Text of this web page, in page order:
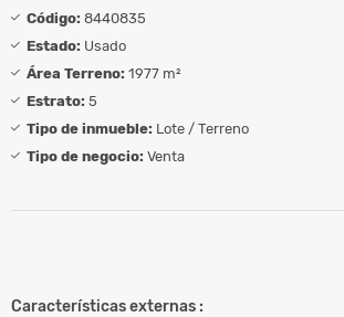
Código: 8440835
Estado: Usado
Área Terreno: 1977 m²
Estrato: 5
Tipo de inmueble: Lote / Terreno
Tipo de negocio: Venta
Características externas :